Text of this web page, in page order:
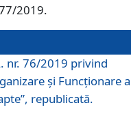
2019.
nr. 76/2019 privind
şi Funcționare
republicată.